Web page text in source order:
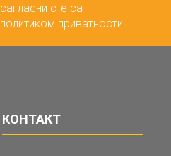
сагласни сте са
политиком приватности
КОНТАКТ